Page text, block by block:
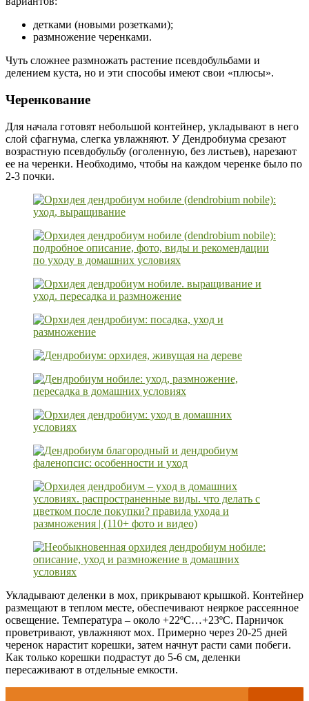
детками (новыми розетками);
размножение черенками.
Чуть сложнее размножать растение псевдобульбами и
делением куста, но и эти способы имеют свои «плюсы».
Черенкование
Для начала готовят небольшой контейнер, укладывают в него
слой сфагнума, слегка увлажняют. У Дендробиума срезают
возрастную псевдобульбу (оголенную, без листьев), нарезают
ее на черенки. Необходимо, чтобы на каждом черенке было по
2-3 почки.
Укладывают деленки в мох, прикрывают крышкой. Контейнер
размещают в теплом месте, обеспечивают неяркое рассеянное
освещение. Температура – около +22ºC…+23ºC. Парничок
проветривают, увлажняют мох. Примерно через 20-25 дней
черенок нарастит корешки, затем начнут расти сами побеги.
Как только корешки подрастут до 5-6 см, деленки
пересаживают в отдельные емкости.